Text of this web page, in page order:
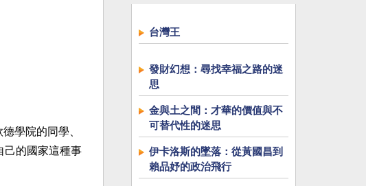
學院的同學、
己的國家這種事
台灣王
發財幻想：尋找幸福之路的迷
思
金與土之間：才華的價值與不
可替代性的迷思
伊卡洛斯的墜落：從黃國昌到
賴品妤的政治飛行